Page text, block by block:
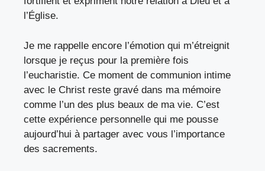
l’Église.
Je me rappelle encore l’émotion qui m’étreignit
lorsque je reçus pour la première fois
l’eucharistie. Ce moment de communion intime
avec le Christ reste gravé dans ma mémoire
comme l’un des plus beaux de ma vie. C’est
cette expérience personnelle qui me pousse
aujourd’hui à partager avec vous l’importance
des sacrements.